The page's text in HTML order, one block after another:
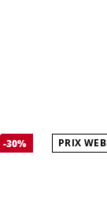
-30% PRIX WEB